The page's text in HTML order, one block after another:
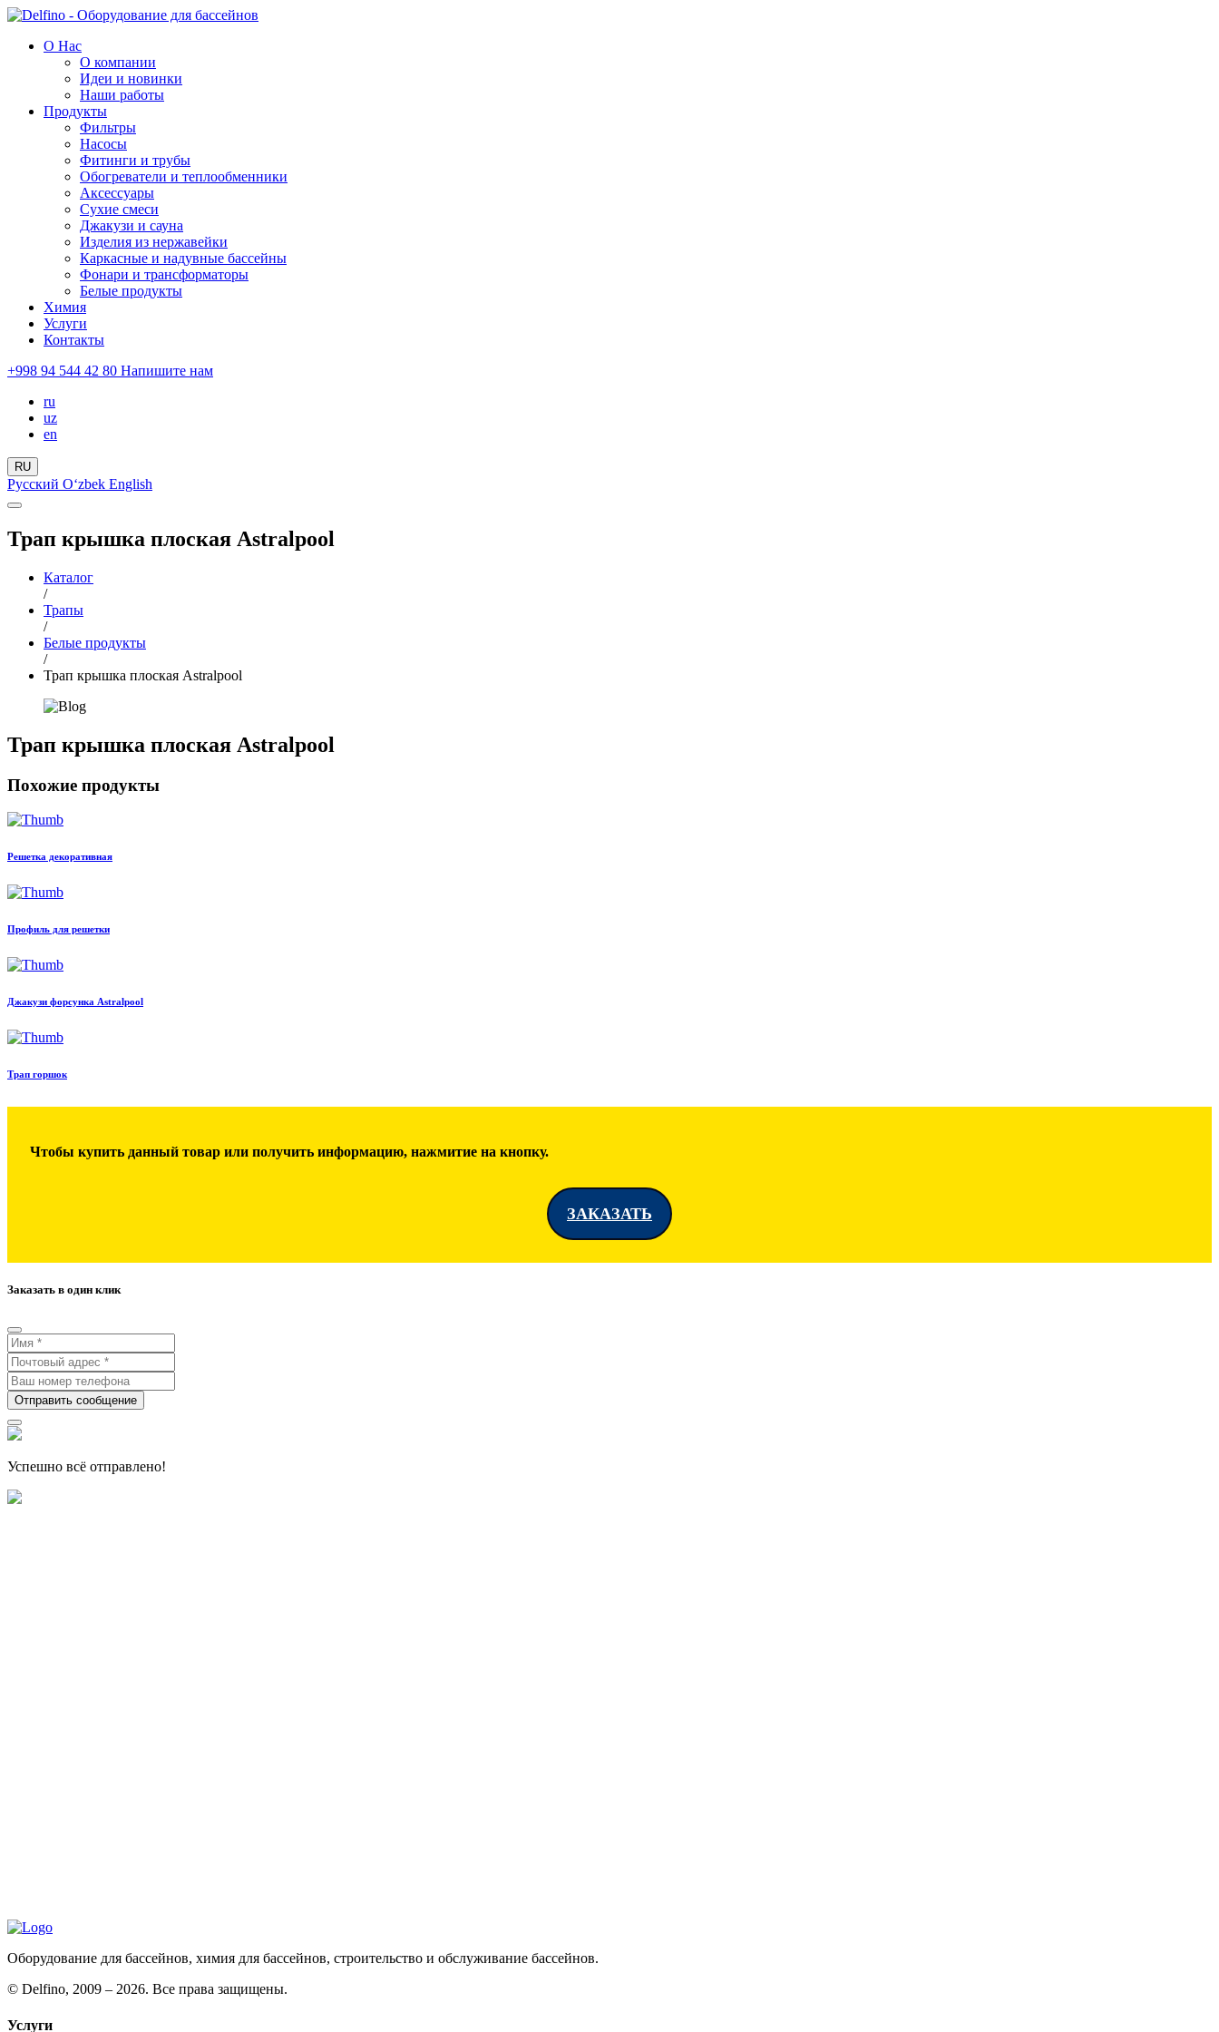
О Нас
О компании
Идеи и новинки
Наши работы
Продукты
Фильтры
Насосы
Фитинги и трубы
Обогреватели и теплообменники
Аксессуары
Сухие смеси
Джакузи и сауна
Изделия из нержавейки
Каркасные и надувные бассейны
Фонари и трансформаторы
Белые продукты
Химия
Услуги
Контакты
+998 94 544 42 80 Напишите нам
ru
uz
en
RU
Русский Oʻzbek English
Трап крышка плоская Astralpool
Каталог
/
Трапы
/
Белые продукты
/
Трап крышка плоская Astralpool
Трап крышка плоская Astralpool
Похожие продукты
Решетка декоративная
Профиль для решетки
Джакузи форсунка Astralpool
Трап горшок
Чтобы купить данный товар или получить информацию, нажмитие на кнопку.
ЗАКАЗАТЬ
Заказать в один клик
Отправить сообщение
Успешно всё отправлено!
Оборудование для бассейнов, химия для бассейнов, строительство и обслуживание бассейнов.
© Delfino, 2009 – 2026. Все права защищены.
Услуги